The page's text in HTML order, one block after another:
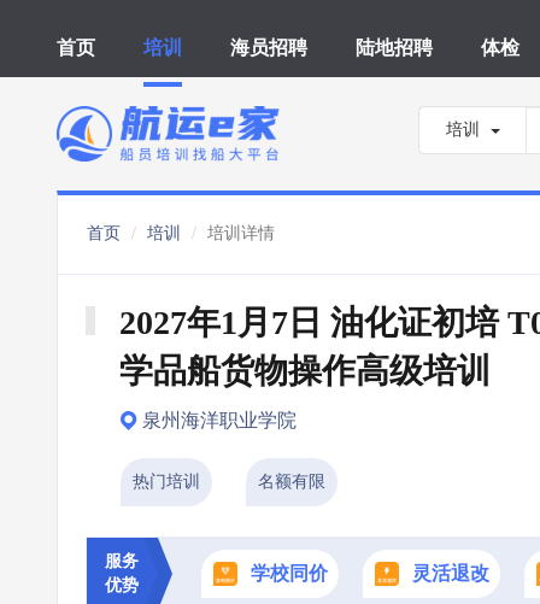
首页 培训 海员招聘 陆地招聘 体检
培训
首页 培训 培训详情
2027年1月7日 油化证初培
学品船货物操作高级培训
泉州海洋职业学院
热门培训 名额有限
服务
优势
学校同价 灵活退改